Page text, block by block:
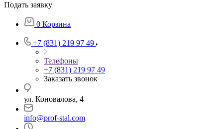
Подать заявку
0 Корзина
+7 (831) 219 97 49
Телефоны
+7 (831) 219 97 49
Заказать звонок
ул. Коновалова, 4
info@prof-stal.com